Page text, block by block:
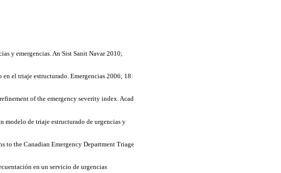
y emergencias. An Sist Sanit Navar 2010;
el triaje estructurado. Emergencias 2006; 18:
of the emergency severity index. Acad
modelo de triaje estructurado de urgencias y
to the Canadian Emergency Department Triage
en un servicio de urgencias